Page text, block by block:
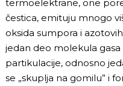
termoelektrane, one
čestica, emituju mnogo
oksida sumpora i
jedan deo molekula
partikulacije, odnosno
se „skuplja na gomilu” i